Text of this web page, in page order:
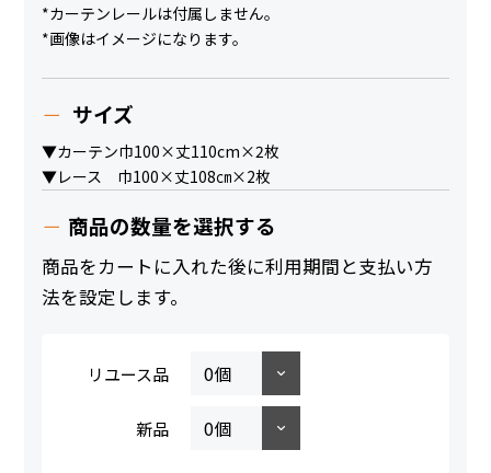
*カーテンレールは付属しません。
*画像はイメージになります。
サイズ
▼カーテン巾100×丈110cm×2枚
▼レース 巾100×丈108㎝×2枚
商品の数量を選択する
商品をカートに入れた後に利用期間と支払い方
法を設定します。
リユース品
新品